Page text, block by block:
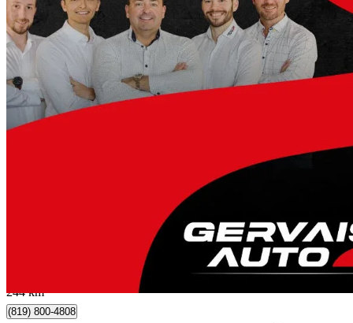
2023 Mitsubishi Eclipse Cross
244 km
(819) 800-4808